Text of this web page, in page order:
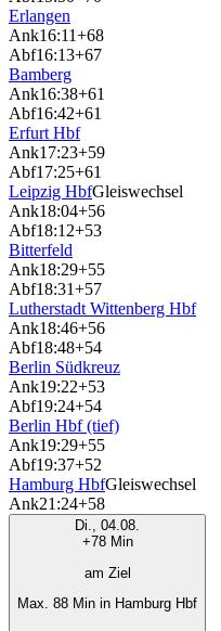
Erlangen
Ank16:11+68
Abf16:13+67
Bamberg
Ank16:38+61
Abf16:42+61
Erfurt Hbf
Ank17:23+59
Abf17:25+61
Leipzig HbfGleiswechsel
Ank18:04+56
Abf18:12+53
Bitterfeld
Ank18:29+55
Abf18:31+57
Lutherstadt Wittenberg Hbf
Ank18:46+56
Abf18:48+54
Berlin Südkreuz
Ank19:22+53
Abf19:24+54
Berlin Hbf (tief)
Ank19:29+55
Abf19:37+52
Hamburg HbfGleiswechsel
Ank21:24+58
Di., 04.08.
+78 Min
am Ziel
Max. 88 Min in Hamburg Hbf